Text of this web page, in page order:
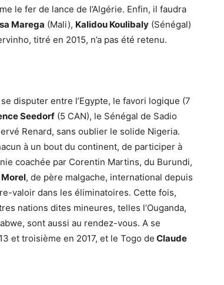
le fer de lance de l’Algérie. Enfin, il faudra
Marega (Mali), Kalidou Koulibaly (Sénégal)
titré en 2015, n’a pas été retenu.
disputer entre l’Egypte, le favori logique (7
Seedorf (5 CAN), le Sénégal de Sadio
Renard, sans oublier le solide Nigeria.
à un bout du continent, de participer à
coachée par Corentin Martins, du Burundi,
, de père malgache, international depuis
valoir dans les éliminatoires. Cette fois,
nations dites mineures, telles l’Ouganda,
sont aussi au rendez-vous. A se
et troisième en 2017, et le Togo de Claude